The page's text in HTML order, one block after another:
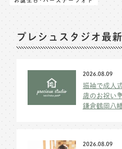
プレシュスタジオ最
2026.08.09
振袖で成人
歳のお祝い
鎌倉鶴岡八
2026.08.09